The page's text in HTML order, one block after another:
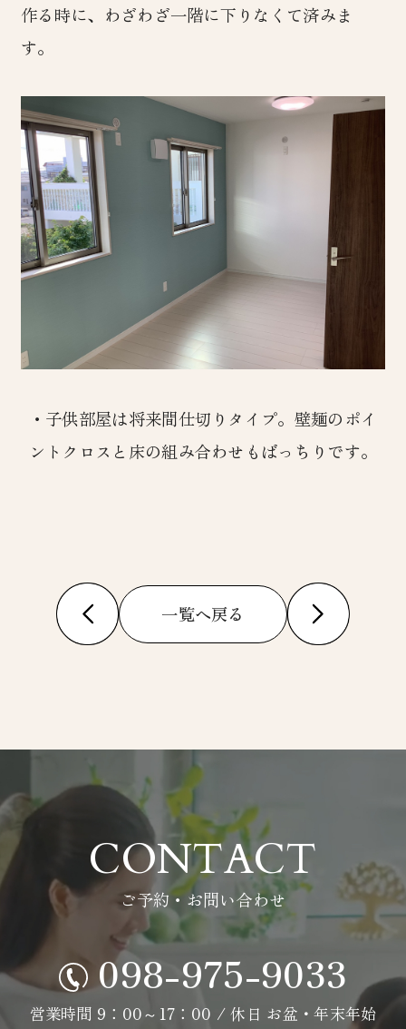
作る時に、わざわざ一階に下りなくて済みま
す。
・子供部屋は将来間仕切りタイプ。壁麺のポイ
ントクロスと床の組み合わせもばっちりです。
一覧へ戻る
CONTACT
ご予約・お問い合わせ
098-975-9033
営業時間 9：00～17：00 / 休日 お盆・年末年始